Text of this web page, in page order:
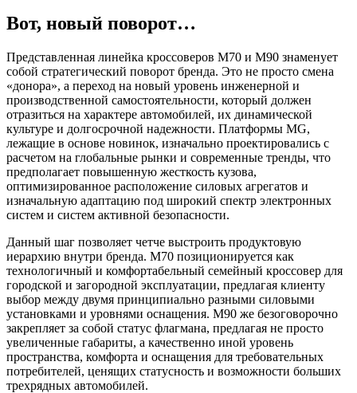
Вот, новый поворот…
Представленная линейка кроссоверов M70 и M90 знаменует
собой стратегический поворот бренда. Это не просто смена
«донора», а переход на новый уровень инженерной и
производственной самостоятельности, который должен
отразиться на характере автомобилей, их динамической
культуре и долгосрочной надежности. Платформы MG,
лежащие в основе новинок, изначально проектировались с
расчетом на глобальные рынки и современные тренды, что
предполагает повышенную жесткость кузова,
оптимизированное расположение силовых агрегатов и
изначальную адаптацию под широкий спектр электронных
систем и систем активной безопасности.
Данный шаг позволяет четче выстроить продуктовую
иерархию внутри бренда. M70 позиционируется как
технологичный и комфортабельный семейный кроссовер для
городской и загородной эксплуатации, предлагая клиенту
выбор между двумя принципиально разными силовыми
установками и уровнями оснащения. M90 же безоговорочно
закрепляет за собой статус флагмана, предлагая не просто
увеличенные габариты, а качественно иной уровень
пространства, комфорта и оснащения для требовательных
потребителей, ценящих статусность и возможности больших
трехрядных автомобилей.